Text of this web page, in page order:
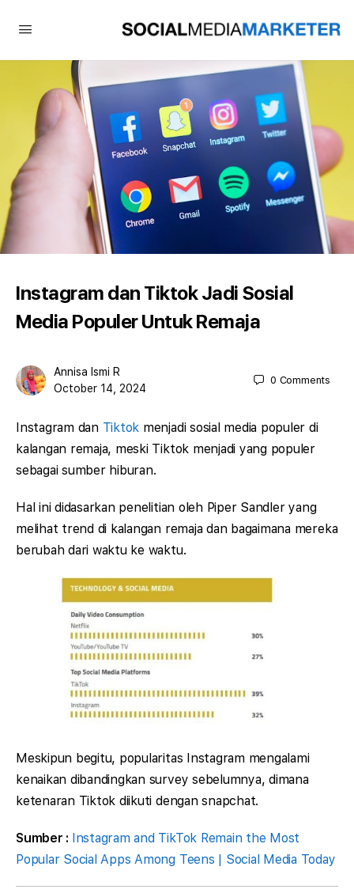
Instagram dan Tiktok Jadi Sosial
Media Populer Untuk Remaja
Annisa Ismi R
October 14, 2024
0 Comments
Instagram dan Tiktok menjadi sosial media populer di
kalangan remaja, meski Tiktok menjadi yang populer
sebagai sumber hiburan.
Hal ini didasarkan penelitian oleh Piper Sandler yang
melihat trend di kalangan remaja dan bagaimana mereka
berubah dari waktu ke waktu.
Meskipun begitu, popularitas Instagram mengalami
kenaikan dibandingkan survey sebelumnya, dimana
ketenaran Tiktok diikuti dengan snapchat.
Sumber : Instagram and TikTok Remain the Most
Popular Social Apps Among Teens | Social Media Today